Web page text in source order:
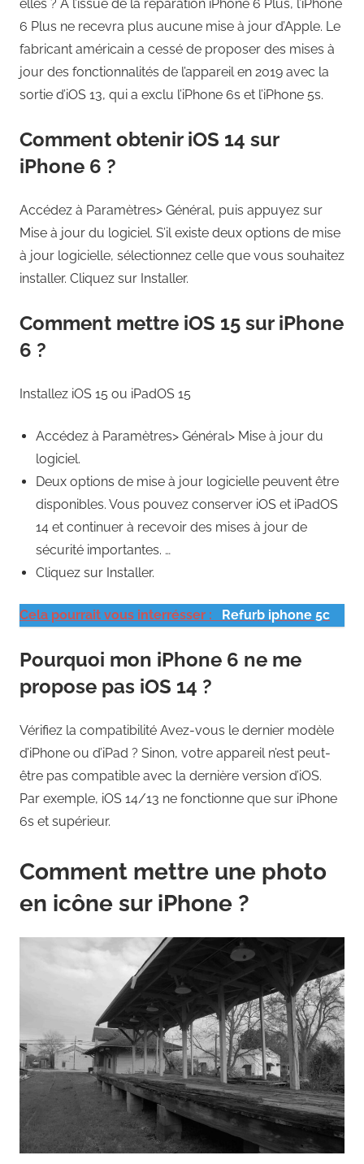
elles ? A l’issue de la réparation iPhone 6 Plus, l’iPhone
6 Plus ne recevra plus aucune mise à jour d’Apple. Le
fabricant américain a cessé de proposer des mises à
jour des fonctionnalités de l’appareil en 2019 avec la
sortie d’iOS 13, qui a exclu l’iPhone 6s et l’iPhone 5s.
Comment obtenir iOS 14 sur
iPhone 6 ?
Accédez à Paramètres> Général, puis appuyez sur
Mise à jour du logiciel. S’il existe deux options de mise
à jour logicielle, sélectionnez celle que vous souhaitez
installer. Cliquez sur Installer.
Comment mettre iOS 15 sur iPhone
6 ?
Installez iOS 15 ou iPadOS 15
Accédez à Paramètres> Général> Mise à jour du
logiciel.
Deux options de mise à jour logicielle peuvent être
disponibles. Vous pouvez conserver iOS et iPadOS
14 et continuer à recevoir des mises à jour de
sécurité importantes. …
Cliquez sur Installer.
Cela pourrait vous interrésser : Refurb iphone 5c
Pourquoi mon iPhone 6 ne me
propose pas iOS 14 ?
Vérifiez la compatibilité Avez-vous le dernier modèle
d’iPhone ou d’iPad ? Sinon, votre appareil n’est peut-
être pas compatible avec la dernière version d’iOS.
Par exemple, iOS 14/13 ne fonctionne que sur iPhone
6s et supérieur.
Comment mettre une photo
en icône sur iPhone ?